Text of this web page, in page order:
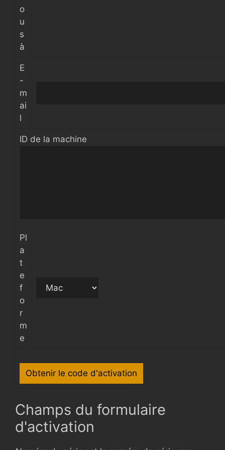
o
u
s
à
E
-
m
ai
l
ID de la machine
Pl
a
t
e
f
o
r
m
e
Champs du formulaire
d'activation